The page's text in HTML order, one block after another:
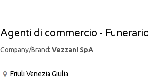
Agenti di commercio -
Company/Brand: Vezzani SpA
Friuli Venezia Giulia